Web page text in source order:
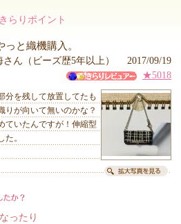
きらりポイント
っと織機購入。
さん（ビーズ歴5年以上） 2017/09/19
★5018
分を残して放置してたも
りが向いて無いのかな？
ていたんですが！伸縮型
。
ったり